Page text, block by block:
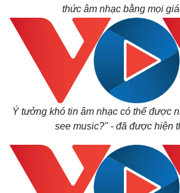
Quan sát
Cuộc sống đó đây
Hồ sơ
Video
Ảnh
E-
thức âm nhạc bằng mọi
Ý tưởng khó tin âm nhạc có thể được
see music?" - đã được hiện